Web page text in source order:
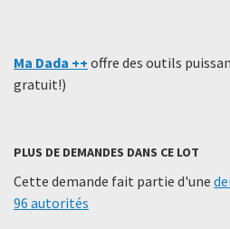
Ma Dada ++ offre des outils
gratuit!)
PLUS DE DEMANDES DANS CE LOT
Cette demande fait partie d'une
96 autorités